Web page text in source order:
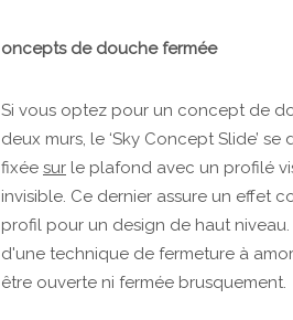
oncepts de douche fermée
Si vous optez pour un concept de
deux murs, le ‘Sky Concept Slide’ se
fixée sur le plafond avec un profilé
invisible. Ce dernier assure un effet
profil pour un design de haut
d'une technique de fermeture à
être ouverte ni fermée brusquement.